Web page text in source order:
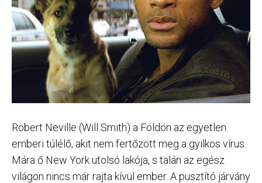
Robert Neville (Will Smith) a Földön az egyetlen
emberi túlélő, akit nem fertőzött meg a gyilkos vírus.
Mára ő New York utolsó lakója, s talán az egész
világon nincs már rajta kívül ember. A pusztító járvány